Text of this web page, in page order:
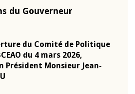
du Gouverneur
du Comité de Politique
du 4 mars 2026,
Président Monsieur Jean-